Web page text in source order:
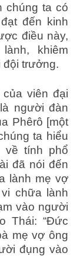
chúng ta có
đến kinh
điều này,
khiêm
đội trưởng.
viên đại
người đàn
Phêrô [một
ta hiểu
về tính phổ
đã nói đến
lành mẹ vợ
chữa lành
vào người
Thái: “Đức
mẹ vợ ông
đụng vào